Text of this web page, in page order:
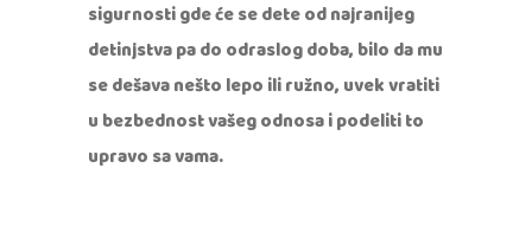
sigurnosti gde će se dete od najranijeg
detinjstva pa do odraslog doba, bilo da mu
se dešava nešto lepo ili ružno, uvek vratiti
u bezbednost vašeg odnosa i podeliti to
upravo sa vama.